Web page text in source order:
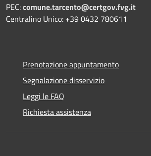
PEC:comune.tarcento@certgov.fvg.it
Centralino Unico: +39 0432 780611
Prenotazione appuntamento
Segnalazione disservizio
Leggi le FAQ
Richiesta assistenza